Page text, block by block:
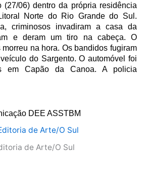
(27/06) dentro da própria residência
Norte do Rio Grande do Sul.
criminosos invadiram a casa da
e deram um tiro na cabeça. O
morreu na hora. Os bandidos fugiram
do Sargento. O automóvel foi
em Capão da Canoa. A policia
DEE ASSTBM
de Arte/O Sul